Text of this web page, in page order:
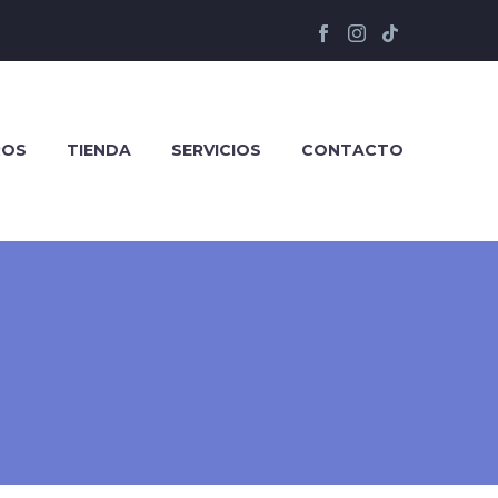
TIENDA SERVICIOS CONTACTO